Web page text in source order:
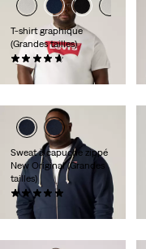
T-shirt graphique
(Grandes tailles)
(55)
29,00 €
Sweat à capuche zippé
New Original (Grandes
tailles)
69,00 €